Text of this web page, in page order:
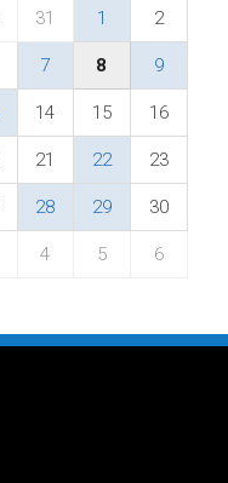
31 1 2
7 8 9
14 15 16
21 22 23
28 29 30
4 5 6